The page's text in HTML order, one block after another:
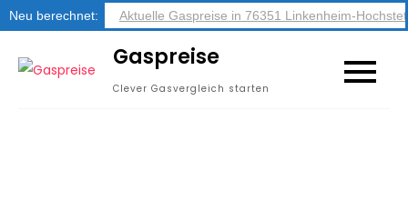
Neu berechnet: Aktuelle Gaspreise in 76351 Linkenheim-
Gaspreise
Clever Gasvergleich starten